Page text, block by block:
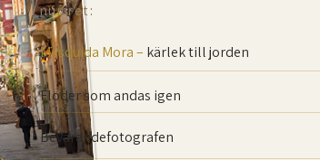
numret:
Mesquida Mora – kärlek till jorden
Floder som andas igen
Bevarande­fotografen